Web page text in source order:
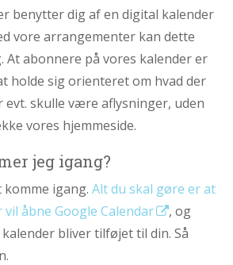
benytter dig af en digital kalender
vore arrangementer kan dette
abonnere på vores kalender er
holde sig orienteret om hvad der
skulle være aflysninger, uden
vores hjemmeside.
jeg igang?
igang. Alt du skal gøre er at
åbne Google Calendar
, og
bliver tilføjet til din. Så